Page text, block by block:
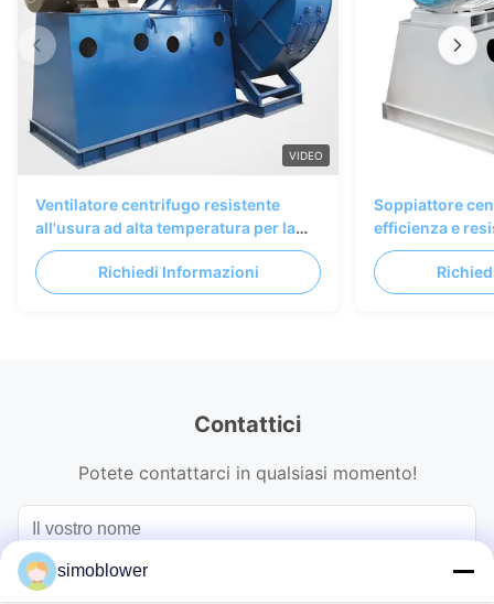
VIDEO
Ventilatore centrifugo resistente
all'usura ad alta temperatura per la
movimentazione di materiali negli
impianti di cemento
Richiedi Informazioni
Soppiattore
efficienza e
nelle fabbriche
Contattici
Potete contattarci in qualsiasi momento!
simoblower